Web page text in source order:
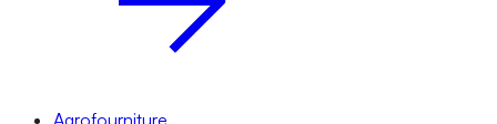
Agrofourniture